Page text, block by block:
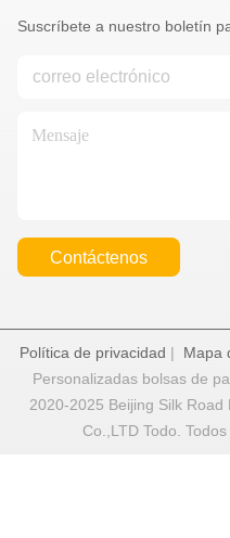
Suscríbete a nuestro boletín
Contáctenos
Política de privacidad | Mapa
Personalizadas bolsas de
2020-2025 Beijing Silk
Co.,LTD Todo.